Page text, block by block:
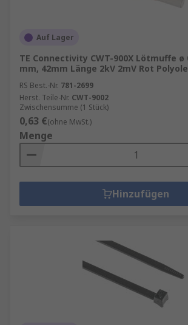
Auf Lager
TE Connectivity CWT-900X Lötmuffe ø
mm, 42mm Länge 2kV 2mV Rot
RS Best.-Nr. 781-2699
Herst. Teile-Nr. CWT-9002
Zwischensumme (1 Stück)
0,63 €(ohne MwSt.)
Menge
Hinzufügen